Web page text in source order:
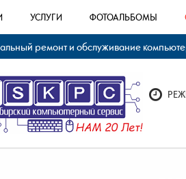
УСЛУГИ ФОТОАЛЬБОМЫ
ремонт и обслуживание